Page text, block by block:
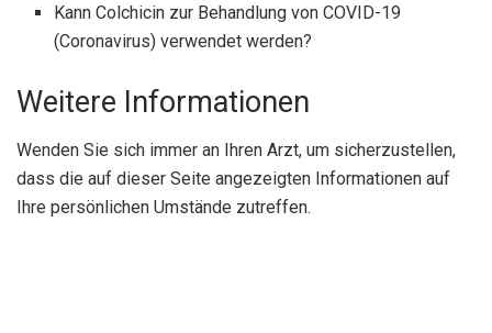
Kann Colchicin zur Behandlung von COVID-19
(Coronavirus) verwendet werden?
Weitere Informationen
Wenden Sie sich immer an Ihren Arzt, um sicherzustellen,
dass die auf dieser Seite angezeigten Informationen auf
Ihre persönlichen Umstände zutreffen.